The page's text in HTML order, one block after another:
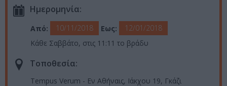
Ημερομηνία:
Από: 10/11/2018 Εως:
12/01/2018
Κάθε Σαββάτο, στις 11:11 το βράδυ
Τοποθεσία:
Tempus Verum - Εν Αθήναις, Ιάκχου 19, Γκάζι